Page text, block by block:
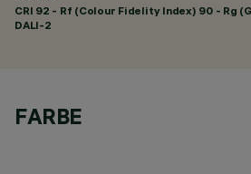
CRI 92 - Rf (Colour Fidelity Index) 90 - Rg
DALI-2
FARBE